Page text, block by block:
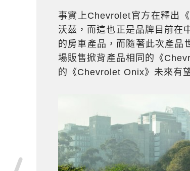
事實上Chevrolet官方在釋出
沃茲，而這也正是品牌目前在
的房車產品，而隨著此次產
場販售掀背產品相同的《
的《Chevrolet Onix》未來有